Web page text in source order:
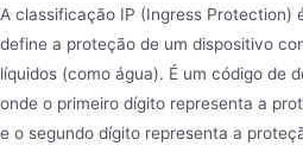
A classificação IP (Ingress Protection)
define a proteção de um dispositivo
líquidos (como água). É um código de
onde o primeiro dígito representa a
e o segundo dígito representa a